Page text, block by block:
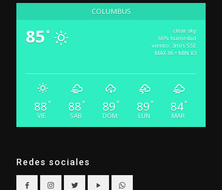
COLUMBUS
85°
clear sky
66% humedad
viento: 3m/s SSE
MAX 86 • MIN 83
88 °
VIE
88 °
SAB
89 °
DOM
89 °
LUN
84°
MAR
Redes sociales